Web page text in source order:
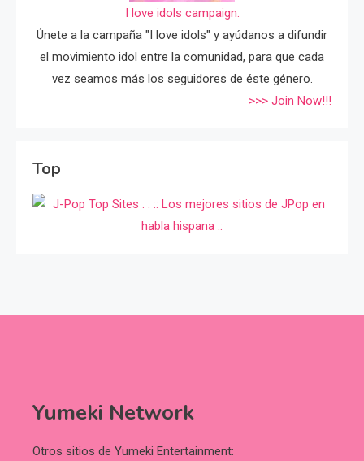
I love idols campaign.
Únete a la campaña "I love idols" y ayúdanos a difundir
el movimiento idol entre la comunidad, para que cada
vez seamos más los seguidores de éste género.
>>> Join Now!!!
Top
Yumeki Network
Otros sitios de Yumeki Entertainment: